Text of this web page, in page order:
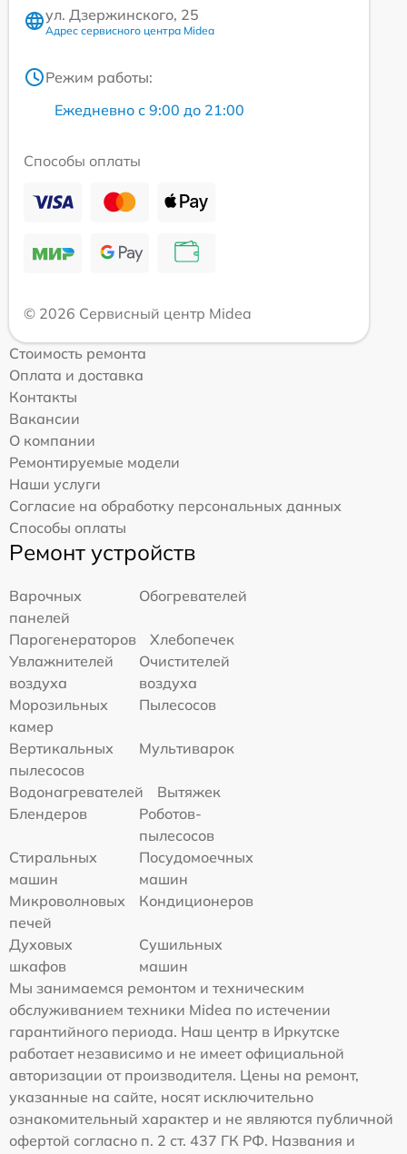
ул. Дзержинского, 25
Адрес сервисного центра Midea
Режим работы:
Ежедневно с 9:00 до 21:00
Способы оплаты
© 2026 Сервисный центр Midea
Стоимость ремонта
Оплата и доставка
Контакты
Вакансии
О компании
Ремонтируемые модели
Наши услуги
Согласие на обработку персональных данных
Способы оплаты
Ремонт устройств
Варочных
панелей
Обогревателей
Парогенераторов
Хлебопечек
Увлажнителей
воздуха
Очистителей
воздуха
Морозильных
камер
Пылесосов
Вертикальных
пылесосов
Мультиварок
Водонагревателей
Вытяжек
Блендеров
Роботов-
пылесосов
Стиральных
машин
Посудомоечных
машин
Микроволновых
печей
Кондиционеров
Духовых
шкафов
Сушильных
машин
Мы занимаемся ремонтом и техническим
обслуживанием техники Midea по истечении
гарантийного периода. Наш центр в Иркутске
работает независимо и не имеет официальной
авторизации от производителя. Цены на ремонт,
указанные на сайте, носят исключительно
ознакомительный характер и не являются публичной
офертой согласно п. 2 ст. 437 ГК РФ. Названия и